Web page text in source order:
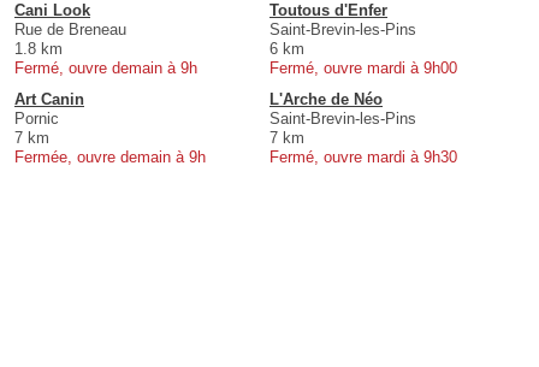
Cani Look
Rue de Breneau
1.8 km
Fermé, ouvre demain à 9h
Toutous d'Enfer
Saint-Brevin-les-Pins
6 km
Fermé, ouvre mardi à 9h00
Art Canin
Pornic
7 km
Fermée, ouvre demain à 9h
L'Arche de Néo
Saint-Brevin-les-Pins
7 km
Fermé, ouvre mardi à 9h30